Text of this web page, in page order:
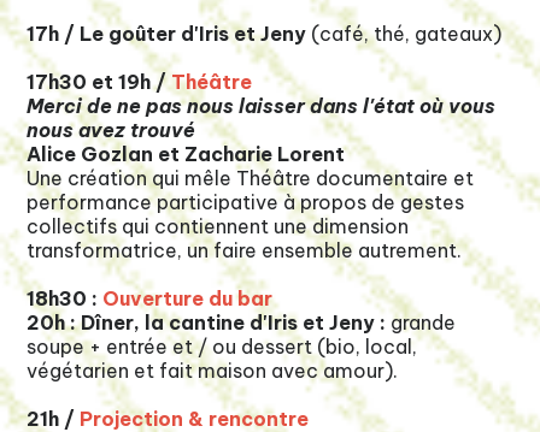
17h / Le goûter d'Iris et Jeny (café, thé, gateaux)
17h30 et 19h /Théâtre
Merci de ne pas nous laisser dans l'état où vous
nous avez trouvé
Alice Gozlan et Zacharie Lorent
Une création qui mêle Théâtre documentaire et
performance participative à propos de gestes
collectifs qui contiennent une dimension
transformatrice, un faire ensemble autrement.
18h30 : Ouverture du bar
20h : Dîner, la cantine d'Iris et Jeny : grande
soupe + entrée et / ou dessert (bio, local,
végétarien et fait maison avec amour).
21h / Projection & rencontre